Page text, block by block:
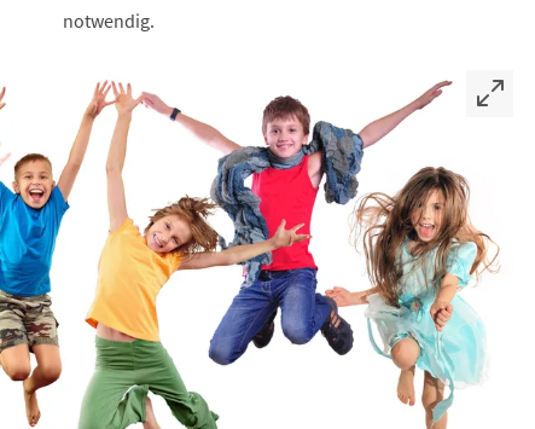
notwendig.